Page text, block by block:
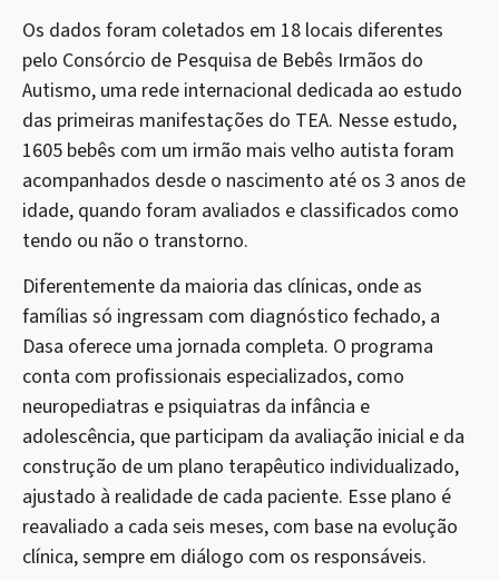
Os dados foram coletados em 18 locais diferentes
pelo Consórcio de Pesquisa de Bebês Irmãos do
Autismo, uma rede internacional dedicada ao estudo
das primeiras manifestações do TEA. Nesse estudo,
1605 bebês com um irmão mais velho autista foram
acompanhados desde o nascimento até os 3 anos de
idade, quando foram avaliados e classificados como
tendo ou não o transtorno.
Diferentemente da maioria das clínicas, onde as
famílias só ingressam com diagnóstico fechado, a
Dasa oferece uma jornada completa. O programa
conta com profissionais especializados, como
neuropediatras e psiquiatras da infância e
adolescência, que participam da avaliação inicial e da
construção de um plano terapêutico individualizado,
ajustado à realidade de cada paciente. Esse plano é
reavaliado a cada seis meses, com base na evolução
clínica, sempre em diálogo com os responsáveis.